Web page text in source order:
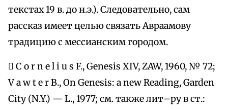
текстах 19 в. до н.э.). Следовательно, сам
рассказ имеет целью связать Авраамову
традицию с мессианским городом.
 C o r n e l i u s F., Genesis XIV, ZAW, 1960, № 72;
V a w t e r B., On Genesis: a new Reading, Garden
City (N.Y.) — L., 1977; см. также лит–ру в ст.: